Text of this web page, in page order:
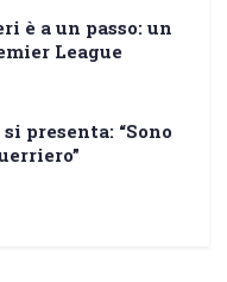
è a un passo: un
League
presenta: “Sono